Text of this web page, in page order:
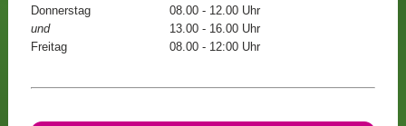
Donnerstag
08.00 - 12.00 Uhr
und
13.00 - 16.00 Uhr
Freitag
08.00 - 12:00 Uhr